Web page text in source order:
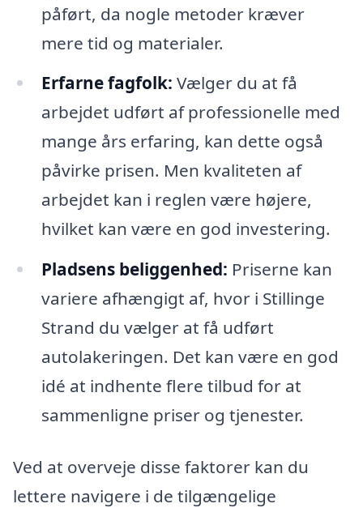
påført, da nogle metoder kræver
mere tid og materialer.
Erfarne fagfolk: Vælger du at få
arbejdet udført af professionelle med
mange års erfaring, kan dette også
påvirke prisen. Men kvaliteten af
arbejdet kan i reglen være højere,
hvilket kan være en god investering.
Pladsens beliggenhed: Priserne kan
variere afhængigt af, hvor i Stillinge
Strand du vælger at få udført
autolakeringen. Det kan være en god
idé at indhente flere tilbud for at
sammenligne priser og tjenester.
Ved at overveje disse faktorer kan du
lettere navigere i de tilgængelige